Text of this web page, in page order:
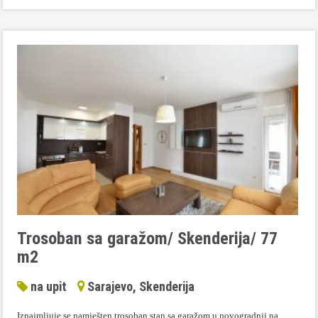
Trosoban sa garažom/ Skenderija/ 77
m2
na upit Sarajevo, Skenderija
Iznajmljuje se namješten trosoban stan sa garažom u novogradnji na